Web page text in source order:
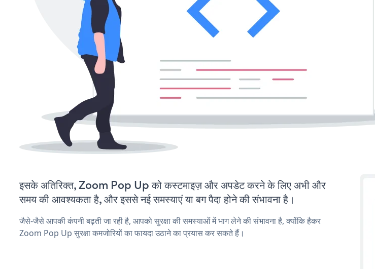
इसके अतिरिक्त, Zoom Pop Up को कस्टमाइज़ और अपडेट करने के लिए अभी और
समय की आवश्यकता है, और इससे नई समस्याएं या बग पैदा होने की संभावना है।
जैसे-जैसे आपकी कंपनी बढ़ती जा रही है, आपको सुरक्षा की समस्याओं में भाग लेने की संभावना है, क्योंकि हैकर
Zoom Pop Up सुरक्षा कमजोरियों का फायदा उठाने का प्रयास कर सकते हैं।